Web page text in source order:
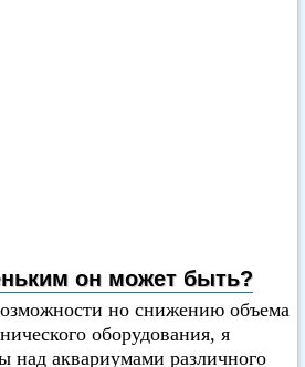
он может быть?
но снижению объема
оборудования, я
над аквариумами различного